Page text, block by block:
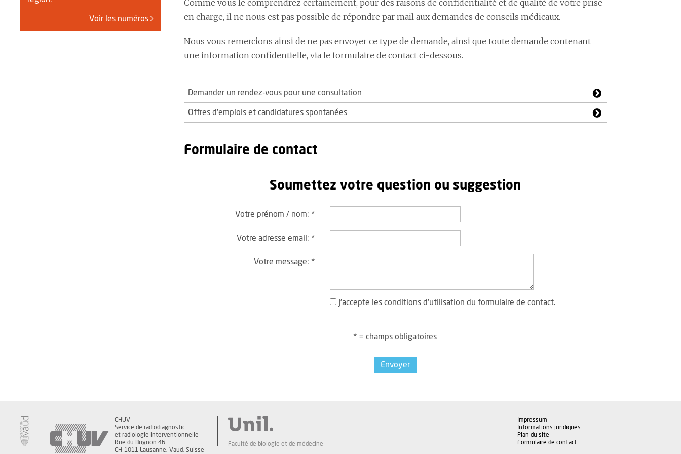
Voir les numéros
Comme vous le comprendrez certainement, pour des raisons de confidentialité et de qualité de votre prise
en charge, il ne nous est pas possible de répondre par mail aux demandes de conseils médicaux.
Nous vous remercions ainsi de ne pas envoyer ce type de demande, ainsi que toute demande contenant
une information confidentielle, via le formulaire de contact ci-dessous.
Demander un rendez-vous pour une consultation
Offres d'emplois et candidatures spontanées
Formulaire de contact
Soumettez votre question ou suggestion
Votre prénom / nom: *
Votre adresse email: *
Votre message: *
J'accepte les conditions d'utilisation du formulaire de contact.
* = champs obligatoires
Envoyer
CHUV
Service de radiodiagnostic
et radiologie interventionnelle
Rue du Bugnon 46
CH-1011 Lausanne, Vaud, Suisse
Faculté de biologie et de médecine
Impressum
Informations juridiques
Plan du site
Formulaire de contact